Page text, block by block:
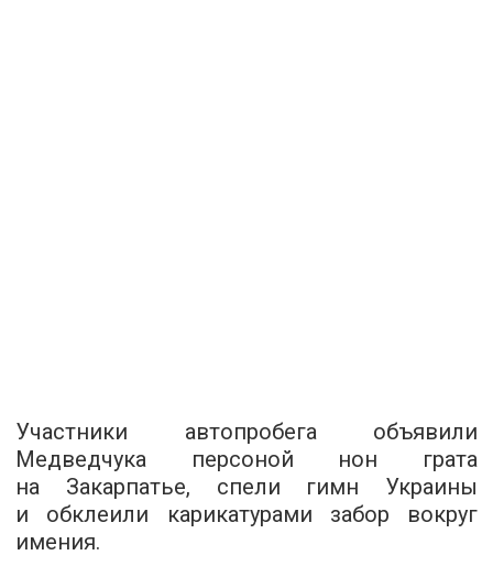
Участники автопробега объявили
Медведчука персоной нон грата
на Закарпатье, спели гимн Украины
и обклеили карикатурами забор вокруг
имения.